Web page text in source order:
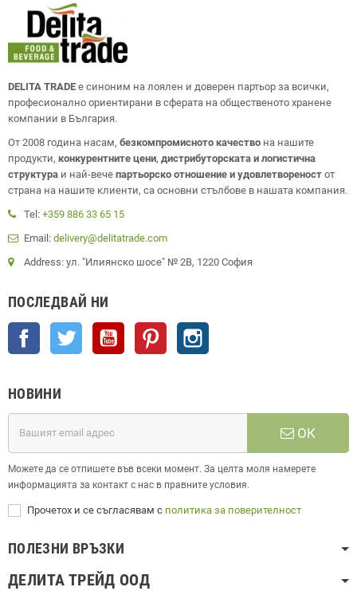
DELITA TRADE е синоним на лоялен и доверен партьор за всички,
професионално ориентирани в сферата на общественото хранене
компании в България.
От 2008 година насам, безкомпромисното качество на нашите
продукти, конкурентните цени, дистрибуторската и логистична
структура и най-вече партьорско отношение и удовлетвореност от
страна на нашите клиенти, са основни стълбове в нашата компания.
Tel: +359 886 33 65 15
Email: delivery@delitatrade.com
Address: ул. "Илиянско шосе" № 2В, 1220 София
ПОСЛЕДВАЙ НИ
Facebook Twitter YouTube Pinterest
НОВИНИ
ОК
Можете да се отпишете във всеки момент. За целта моля намерете
информацията за контакт с нас в правните условия.
Прочетох и се съгласявам с политика за поверителност
ПОЛЕЗНИ ВРЪЗКИ
ДЕЛИТА ТРЕЙД ООД